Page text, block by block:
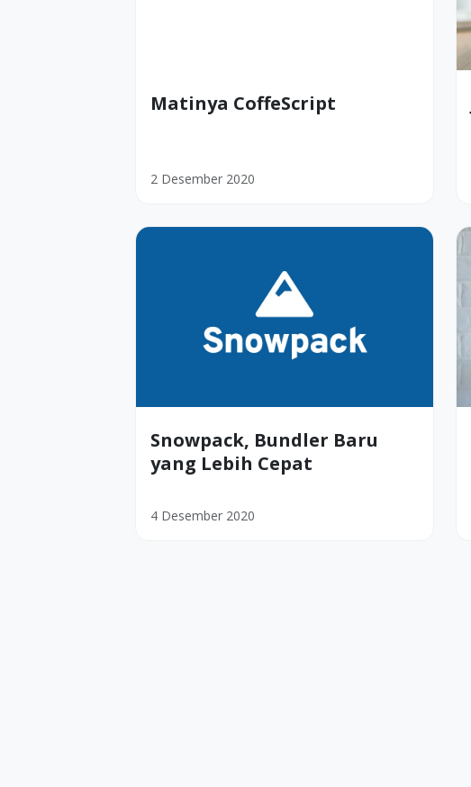
Matinya CoffeScript
2 Desember 2020
Snowpack, Bundler Baru
yang Lebih Cepat
4 Desember 2020